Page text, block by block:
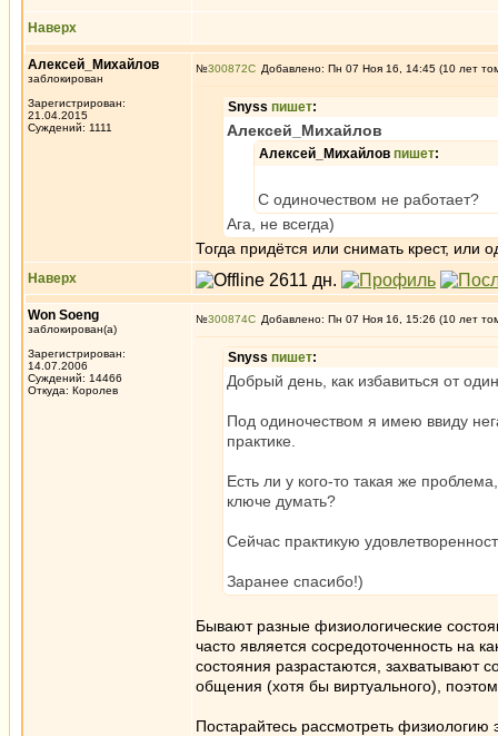
Наверх
Алексей_Михайлов
заблокирован
Зарегистрирован:
21.04.2015
Суждений: 1111
№300872 Добавлено: Пн 07 Ноя 16, 14:45 (10 лет
Snyss пишет:
Алексей_Михайлов
Алексей_Михайлов пишет:
С одиночеством не работает?
Ага, не всегда)
Тогда придётся или снимать крест, или
Наверх
Won Soeng
заблокирован(а)
Зарегистрирован:
14.07.2006
Суждений: 14466
Откуда: Королев
№300874 Добавлено: Пн 07 Ноя 16, 15:26 (10 лет
Snyss пишет:
Добрый день, как избавиться от
Под одиночеством я имею ввиду
практике.
Есть ли у кого-то такая же
ключе думать?
Сейчас практикую
Заранее спасибо!)
Бывают разные физиологические
часто является сосредоточенность на
состояния разрастаются, захватывают
общения (хотя бы виртуального),
Постарайтесь рассмотреть физиологию